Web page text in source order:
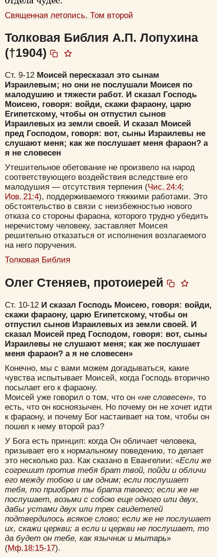
Священная летопись. Том второй
Толковая Библия А.П. Лопухина
(†1904)
Ст. 9-12 Моисей пересказал это сынам
Израилевым; но они не послушали Моисея по
малодушию и тяжести работ. И сказал Господь
Моисею, говоря: войди, скажи фараону, царю
Египетскому, чтобы он отпустил сынов
Израилевых из земли своей. И сказал Моисей
пред Господом, говоря: вот, сыны Израилевы не
слушают меня; как же послушает меня фараон? а
я не словесен
Утешительное обетование не произвело на народ
соответствующего воздействия вследствие его
малодушия — отсутствия терпения (Чис. 24:4;
Иов. 21:4), поддерживаемого тяжкими работами. Это
обстоятельство в связи с неизбежностью нового
отказа со стороны фараона, которого трудно убедить
неречистому человеку, заставляет Моисея
решительно отказаться от исполнения возлагаемого
на него поручения.
Толковая Библия
Олег Стеняев, протоиерей
Ст. 10-12 И сказал Господь Моисею, говоря: войди,
скажи фараону, царю Египетскому, чтобы он
отпустил сынов Израилевых из земли своей. И
сказал Моисей пред Господом, говоря: вот, сыны
Израилевы не слушают меня; как же послушает
меня фараон? а я не словесен»
Конечно, мы с вами можем догадываться, какие
чувства испытывает Моисей, когда Господь вторично
посылает его к фараону.
Моисей уже говорил о том, что он «не словесен», то
есть, что он косноязычен. Но почему он не хочет идти
к фараону, и почему Бог настаивает на том, чтобы он
пошел к нему второй раз?
У Бога есть принцип: когда Он обличает человека,
призывает его к нормальному поведению, то делает
это несколько раз. Как сказано в Евангелии: «Если же
согрешит против тебя брат твой, пойди и обличи
его между тобою и им одним; если послушает
тебя, то приобрел ты брата твоего; если же не
послушает, возьми с собою еще одного или двух,
дабы устами двух или трех свидетелей
подтвердилось всякое слово; если же не послушает
их, скажи церкви; а если и церкви не послушает, то
да будет он тебе, как язычник и мытарь»
(Мф.18:15-17).
Вход
Регистрация
Цвет:
Удалить